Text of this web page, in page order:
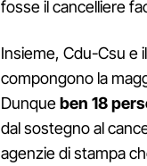
fosse il cancelliere
Insieme, Cdu-Csu e
compongono la
Dunqueben 18
dal sostegno al
agenzie di stampa